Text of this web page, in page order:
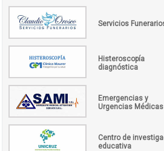
Servicios
Histeroscopía
diagnóstica
Emergencias y
Urgencias Médicas
Centro de
educativa